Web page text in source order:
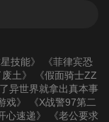
技能》
《菲律宾恐
土》
《假面骑士ZZ
异世界就拿出真本事
戏》
《X战警97第二
心速递》
《老公要求